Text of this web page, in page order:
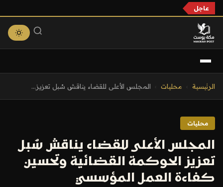
عاجل
الرئيسية محليات المجلس الأعلى للقضاء يناقش سُبل تعزيز...
محليات
المجلس الأعلى للقضاء يناقش سُبل
تعزيز الحوكمة القضائية وتحسين
كفاءة العمل المؤسسي